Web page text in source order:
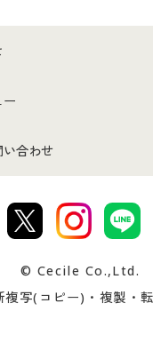
て 会社案内
ー
ーン サイトマ
合わせ
お支払は
忘れの場合
© Cecile Co.,Ltd.
写(コピー)・複製・転